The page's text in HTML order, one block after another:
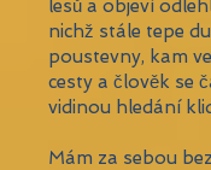
lesů a objeví
nichž stále tepe
poustevny, kam
cesty a člověk se
vidinou hledání
Mám za sebou